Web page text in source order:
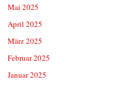
Mai 2025
April 2025
März 2025
Februar 2025
Januar 2025